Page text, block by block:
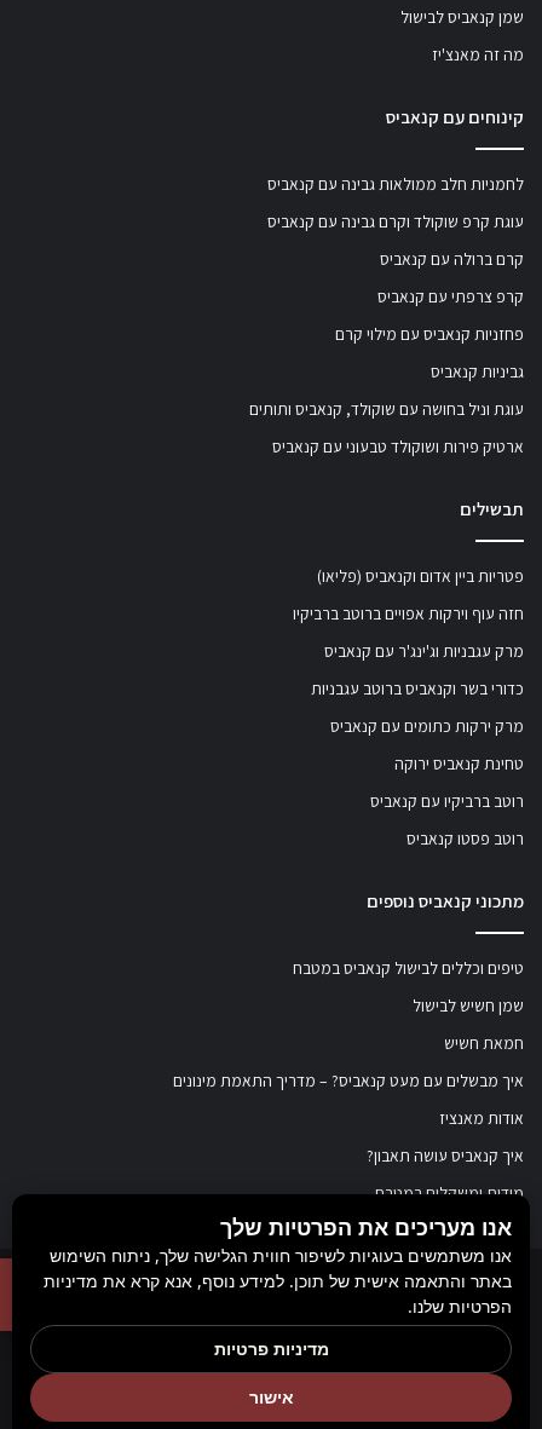
שמן קנאביס לבישול
מה זה מאנצ'יז
קינוחים עם קנאביס
לחמניות חלב ממולאות גבינה עם קנאביס
עוגת קרפ שוקולד וקרם גבינה עם קנאביס
קרם ברולה עם קנאביס
קרפ צרפתי עם קנאביס
פחזניות קנאביס עם מילוי קרם
גביניות קנאביס
עוגת וניל בחושה עם שוקולד, קנאביס ותותים
ארטיק פירות ושוקולד טבעוני עם קנאביס
תבשילים
פטריות ביין אדום וקנאביס (פליאו)
חזה עוף וירקות אפויים ברוטב ברביקיו
מרק עגבניות וג'ינג'ר עם קנאביס
כדורי בשר וקנאביס ברוטב עגבניות
מרק ירקות כתומים עם קנאביס
טחינת קנאביס ירוקה
רוטב ברביקיו עם קנאביס
רוטב פסטו קנאביס
מתכוני קנאביס נוספים
טיפים וכללים לבישול קנאביס במטבח
שמן חשיש לבישול
חמאת חשיש
איך מבשלים עם מעט קנאביס? – מדריך התאמת מינונים
אודות מאנציז
איך קנאביס עושה תאבון?
מידות ומשקלים במטבח
© כל הזכויות שמורות למאנציז
, 2017-2026. אין במידע באתר זה תחליף להוועצות עם
רופא או רוקח בטרם רכישת תכשיר והתחלת הטיפול בו. יש לעיין בעלון לצרכן לפני
השימוש בתכשיר. מומלץ להתייעץ עם הרוקח בכל הנוגע למטרות ואופן השימוש,
תופעות לוואי, אינטראקציה עם תכשירים אחרים.
אנו מעריכים את הפרטיות שלך
אנו משתמשים בעוגיות לשיפור חווית הגלישה שלך, ניתוח השימוש
באתר והתאמה אישית של תוכן. למידע נוסף, אנא קרא את מדיניות
הפרטיות שלנו.
אישור
מדיניות פרטיות